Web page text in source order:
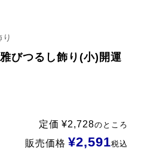
びつるし飾り(小)開運
定価 ¥2,728のところ
販売価格 ¥2,591税込